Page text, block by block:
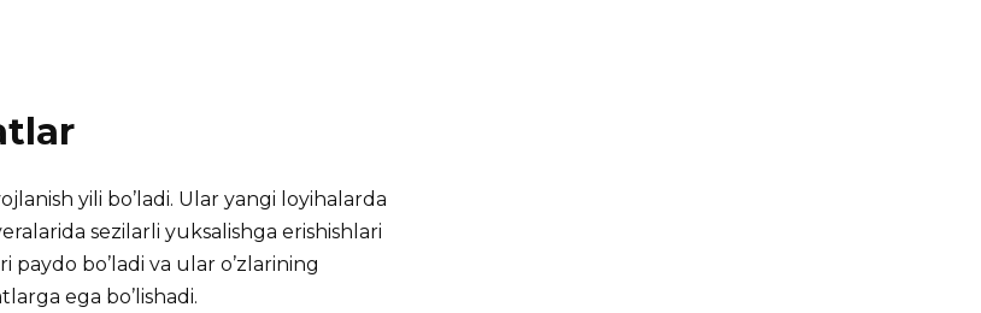
yili bo’ladi. Ular yangi loyihalarda
sezilarli yuksalishga erishishlari
bo’ladi va ular o’zlarining
ega bo’lishadi.